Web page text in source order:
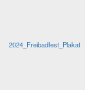
2024_Freibadfest_Plakat